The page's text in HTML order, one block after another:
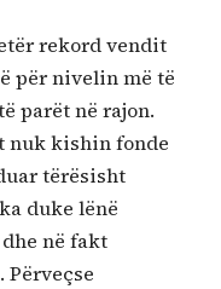
rekord vendit
për nivelin më të
parët në rajon.
nuk kishin fonde
tërësisht
duke lënë
në fakt